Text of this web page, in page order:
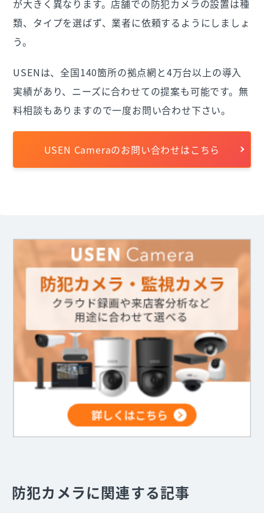
が大きく異なります。店舗での防犯カメラの設置は種
類、タイプを選ばず、業者に依頼するようにしましょ
う。
USENは、全国140箇所の拠点網と4万台以上の導入
実績があり、ニーズに合わせての提案も可能です。無
料相談もありますので一度お問い合わせ下さい。
USEN Cameraのお問い合わせはこちら
防犯カメラに関連する記事